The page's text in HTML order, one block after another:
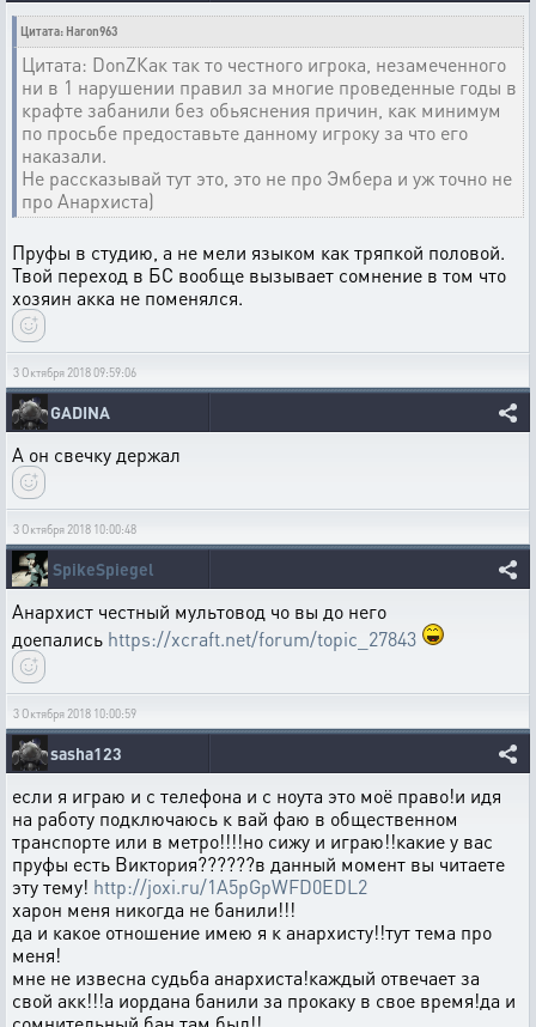
Цитата: Haron963
Цитата: DonZКак так то честного игрока, незамеченного
ни в 1 нарушении правил за многие проведенные годы в
крафте забанили без обьяснения причин, как минимум
по просьбе предоставьте данному игроку за что его
наказали.
Не рассказывай тут это, это не про Эмбера и уж точно не
про Анархиста)
Пруфы в студию, а не мели языком как тряпкой половой.
Твой переход в БС вообще вызывает сомнение в том что
хозяин акка не поменялся.
3 Октября 2018 09:59:06
GADINA
А он свечку держал
3 Октября 2018 10:00:48
SpikeSpiegel
Анархист честный мультовод чо вы до него
доепались https://xcraft.net/forum/topic_27843
3 Октября 2018 10:00:59
sasha123
если я играю и с телефона и с ноута это моё право!и идя
на работу подключаюсь к вай фаю в общественном
транспорте или в метро!!!!но сижу и играю!!какие у вас
пруфы есть Виктория??????в данный момент вы читаете
эту тему! http://joxi.ru/1A5pGpWFD0EDL2
харон меня никогда не банили!!!
да и какое отношение имею я к анархисту!!тут тема про
меня!
мне не извесна судьба анархиста!каждый отвечает за
свой акк!!!а иордана банили за прокаку в свое время!да и